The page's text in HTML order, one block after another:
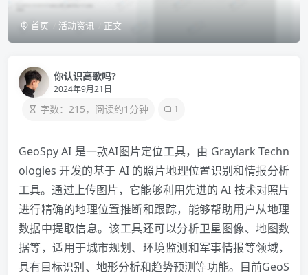
首页 活动资讯 正文
你认识高歌吗?
2024年9月21日
字数：215，阅读约1分钟 1
GeoSpy AI 是一款AI图片定位工具，由 Graylark Techn
ologies 开发的基于 AI 的照片地理位置识别和情报分析
工具。通过上传图片，它能够利用先进的 AI 技术对照片
进行精确的地理位置推断和跟踪，能够帮助用户从地理
数据中提取信息。该工具还可以分析卫星图像、地图数
据等，适用于城市规划、环境监测和军事情报等领域，
具有目标识别、地形分析和趋势预测等功能。目前GeoS